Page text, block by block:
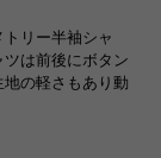
リー半袖シャ
は前後にボタン
の軽さもあり動